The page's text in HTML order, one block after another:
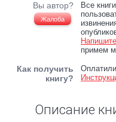
Вы автор?
Жалоба
Все
примем
Как получить
книгу?
Описание